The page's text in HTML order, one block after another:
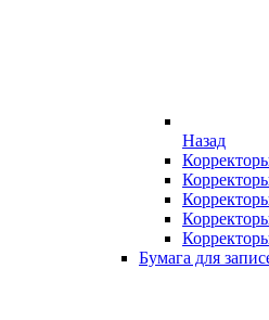
Назад
Бумага для